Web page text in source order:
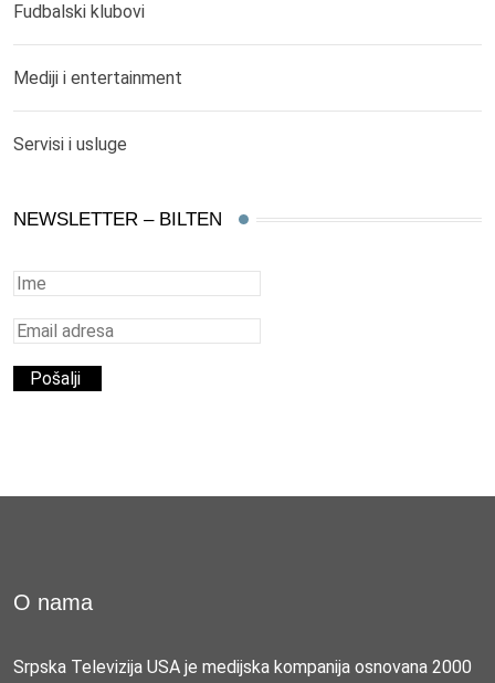
Fudbalski klubovi
Mediji i entertainment
Servisi i usluge
NEWSLETTER – BILTEN
O nama
Srpska Televizija USA je medijska kompanija osnovana 2000